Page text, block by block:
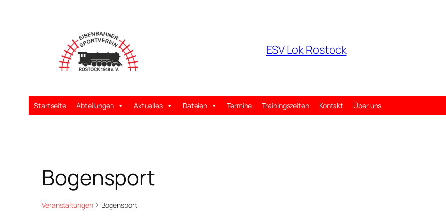
ESV Lok Rostock
Startseite Abteilungen Aktuelles Dateien Termine Trainingszeiten Kontakt Über uns
Bogensport
Veranstaltungen Bogensport